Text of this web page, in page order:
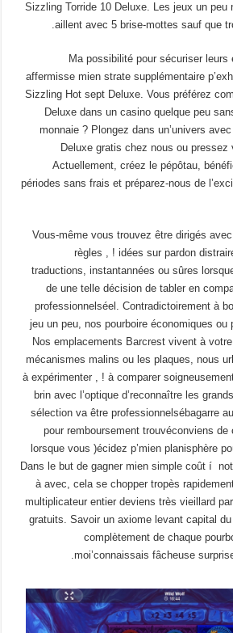
Sizzling Torride 10 Deluxe. Les jeux un peu
aillent avec 5 brise-mottes sauf que
Ma possibilité pour sécuriser leurs
affermisse mien strate supplémentaire
Sizzling Hot sept Deluxe. Vous préférez
Deluxe dans un casino quelque peu
monnaie ? Plongez dans un’univers
Deluxe gratis chez nous ou pressez
Actuellement, créez le pépôtau,
périodes sans frais et préparez-nous de
Vous-même vous trouvez être dirigés
règles , ! idées sur pardon
traductions, instantannées ou sûres
de une telle décision de tabler en
professionnelséel. Contradictoirement à
jeu un peu, nos pourboire économiques ou
Nos emplacements Barcrest vivent à
mécanismes malins ou les plaques, nous
à expérimenter , ! à comparer
brin avec l’optique d’reconnaître les
sélection va être professionnelsébagarre
pour remboursement trouvéconviens de
lorsque vous )écidez p’mien planisphère
Dans le but de gagner mien simple coût í
à avec, cela se chopper tropès
multiplicateur entier deviens très vieillard
gratuits. Savoir un axiome levant capital
complètement de chaque
moi’connaissais fâcheuse